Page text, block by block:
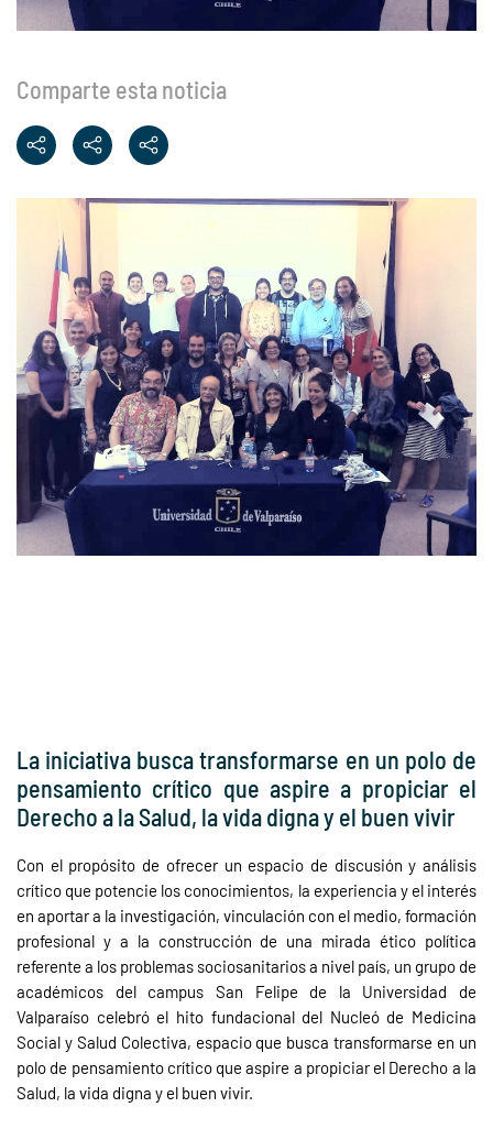
Comparte esta noticia
La iniciativa busca transformarse en un polo de
pensamiento crítico que aspire a propiciar el
Derecho a la Salud, la vida digna y el buen vivir
Con el propósito de ofrecer un espacio de discusión y análisis
crítico que potencie los conocimientos, la experiencia y el interés
en aportar a la investigación, vinculación con el medio, formación
profesional y a la construcción de una mirada ético política
referente a los problemas sociosanitarios a nivel país, un grupo de
académicos del campus San Felipe de la Universidad de
Valparaíso celebró el hito fundacional del Nucleó de Medicina
Social y Salud Colectiva, espacio que busca transformarse en un
polo de pensamiento crítico que aspire a propiciar el Derecho a la
Salud, la vida digna y el buen vivir.